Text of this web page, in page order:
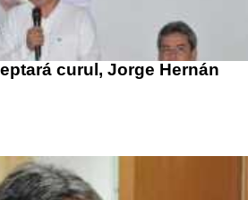
curul, Jorge Hernán